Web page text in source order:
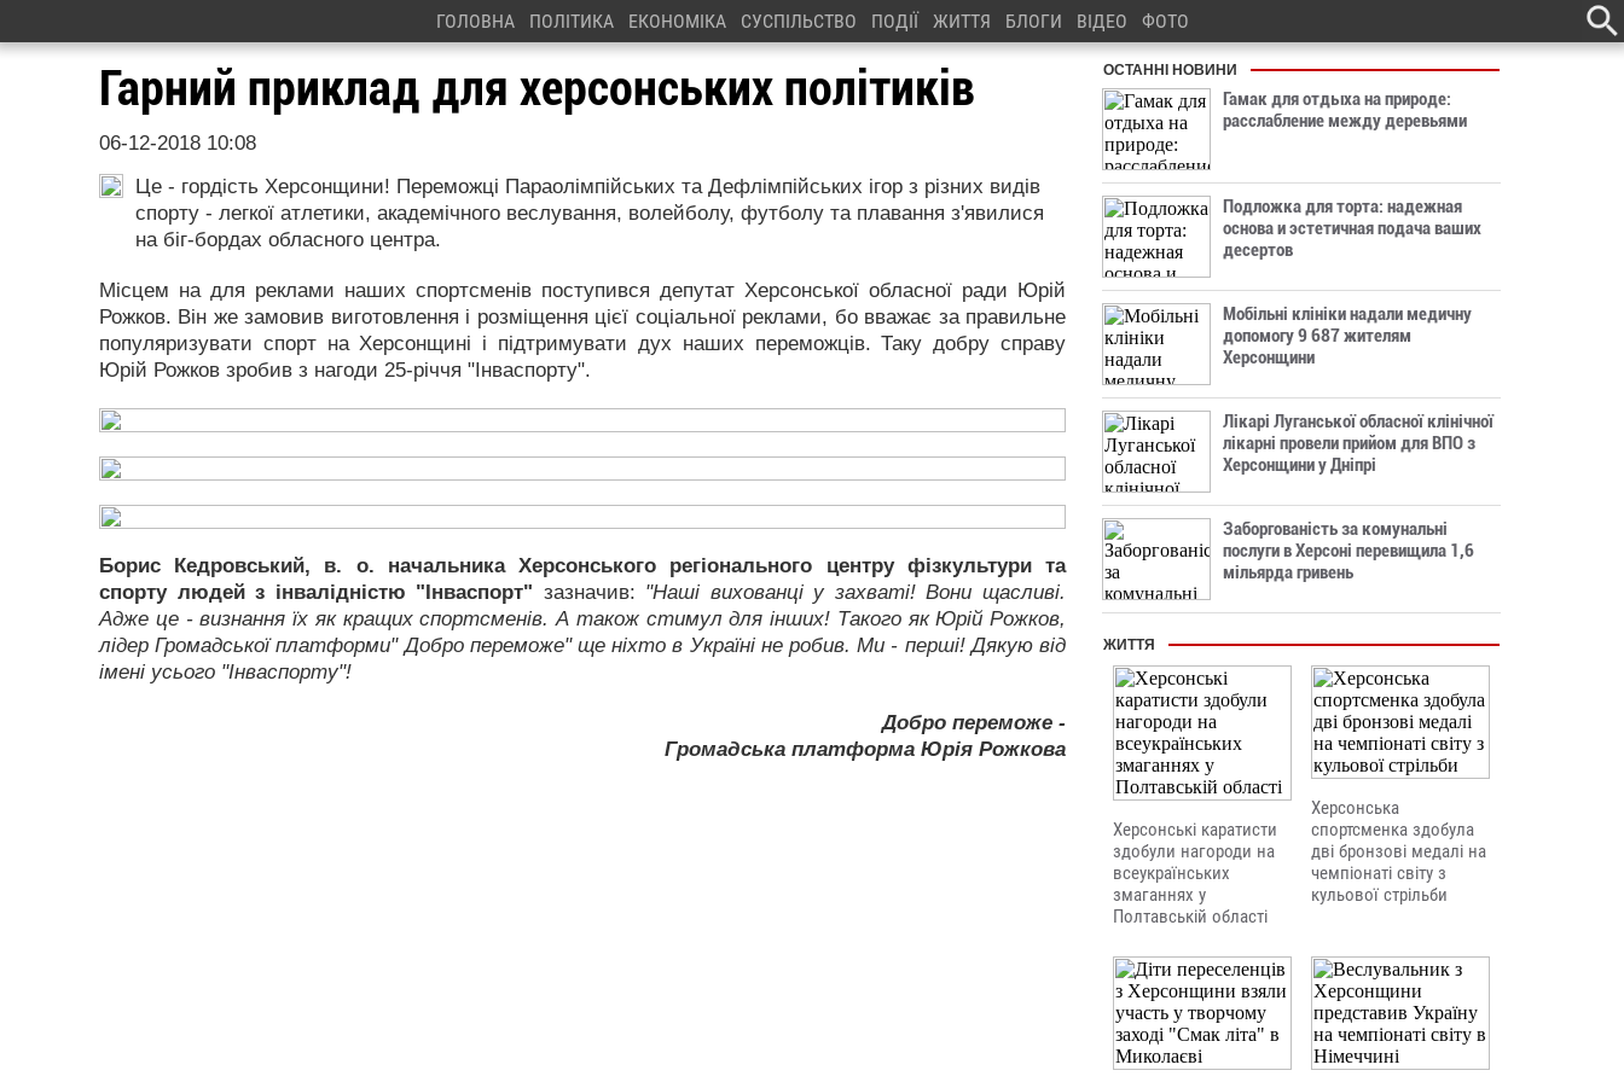
ГОЛОВНА ПОЛІТИКА ЕКОНОМІКА СУСПІЛЬСТВО ПОДІЇ ЖИТТЯ БЛОГИ ВІДЕО ФОТО
Гарний приклад для херсонських політиків
06-12-2018 10:08
Це - гордість Херсонщини! Переможці Параолімпійських та Дефлімпійських ігор з різних видів
спорту - легкої атлетики, академічного веслування, волейболу, футболу та плавання з'явилися
на біг-бордах обласного центра.
Місцем на для реклами наших спортсменів поступився депутат Херсонської обласної ради Юрій
Рожков. Він же замовив виготовлення і розміщення цієї соціальної реклами, бо вважає за правильне
популяризувати спорт на Херсонщині і підтримувати дух наших переможців. Таку добру справу
Юрій Рожков зробив з нагоди 25-річчя "Інваспорту".
Борис Кедровський, в. о. начальника Херсонського регіонального центру фізкультури та
спорту людей з інвалідністю "Інваспорт" зазначив: "Наші вихованці у захваті! Вони щасливі.
Адже це - визнання їх як кращих спортсменів. А також стимул для інших! Такого як Юрій Рожков,
лідер Громадської платформи" Добро переможе" ще ніхто в Україні не робив. Ми - перші! Дякую від
імені усього "Інваспорту"!
Добро переможе -
Громадська платформа Юрія Рожкова
ОСТАННІ НОВИНИ
Гамак для отдыха на природе:
расслабление между деревьями
Подложка для торта: надежная
основа и эстетичная подача ваших
десертов
Мобільні клініки надали медичну
допомогу 9 687 жителям
Херсонщини
Лікарі Луганської обласної клінічної
лікарні провели прийом для ВПО з
Херсонщини у Дніпрі
Заборгованість за комунальні
послуги в Херсоні перевищила 1,6
мільярда гривень
ЖИТТЯ
Херсонські каратисти
здобули нагороди на
всеукраїнських
змаганнях у
Полтавській області
Херсонська
спортсменка здобула
дві бронзові медалі на
чемпіонаті світу з
кульової стрільби